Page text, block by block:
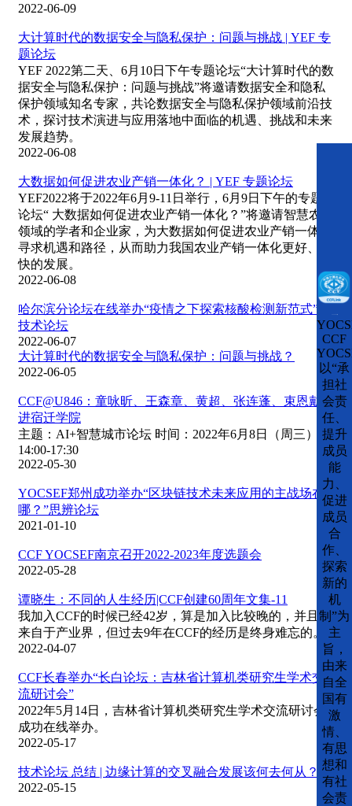
2022-06-09
大计算时代的数据安全与隐私保护：问题与挑战 | YEF 专
题论坛
YEF 2022第二天、6月10日下午专题论坛“大计算时代的数
据安全与隐私保护：问题与挑战”将邀请数据安全和隐私
保护领域知名专家，共论数据安全与隐私保护领域前沿技
术，探讨技术演进与应用落地中面临的机遇、挑战和未来
发展趋势。
2022-06-08
大数据如何促进农业产销一体化？ | YEF 专题论坛
YEF2022将于2022年6月9-11日举行，6月9日下午的专题
论坛“ 大数据如何促进农业产销一体化？”将邀请智慧农业
领域的学者和企业家，为大数据如何促进农业产销一体化
寻求机遇和路径，从而助力我国农业产销一体化更好、更
快的发展。
2022-06-08
哈尔滨分论坛在线举办“疫情之下探索核酸检测新范式”的
技术论坛
2022-06-07
大计算时代的数据安全与隐私保护：问题与挑战？
2022-06-05
CCF@U846：童咏昕、王森章、黄超、张连蓬、束恩戴走
进宿迁学院
主题：AI+智慧城市论坛 时间：2022年6月8日（周三）
14:00-17:30
2022-05-30
YOCSEF郑州成功举办“区块链技术未来应用的主战场在
哪？”思辨论坛
2021-01-10
CCF YOCSEF南京召开2022-2023年度选题会
2022-05-28
谭晓生：不同的人生经历|CCF创建60周年文集-11
我加入CCF的时候已经42岁，算是加入比较晚的，并且是
来自于产业界，但过去9年在CCF的经历是终身难忘的。
2022-04-07
CCF长春举办“长白论坛：吉林省计算机类研究生学术交
流研讨会”
2022年5月14日，吉林省计算机类研究生学术交流研讨会
成功在线举办。
2022-05-17
技术论坛 总结 | 边缘计算的交叉融合发展该何去何从？
2022-05-15
CCF
以“承
担社
会责
任、
提升
成员
能
力、
促进
成员
合
作、
探索
新的
机
制”为
主
旨，
由来
自全
国有
激
情、
有思
想和
有社
会责